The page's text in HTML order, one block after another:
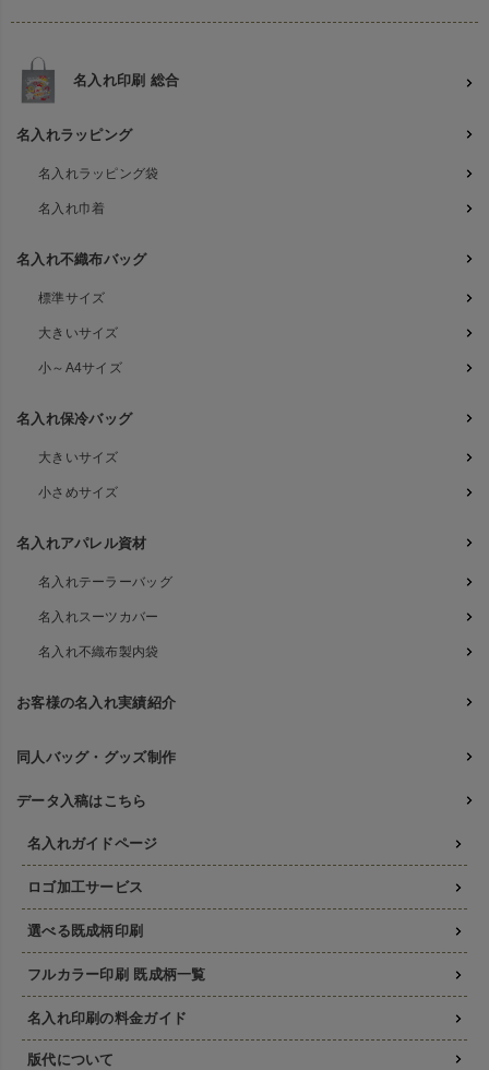
名入れ印刷 総合
名入れラッピング
名入れラッピング袋
名入れ巾着
名入れ不織布バッグ
標準サイズ
大きいサイズ
小～A4サイズ
名入れ保冷バッグ
大きいサイズ
小さめサイズ
名入れアパレル資材
名入れテーラーバッグ
名入れスーツカバー
名入れ不織布製内袋
お客様の名入れ実績紹介
同人バッグ・グッズ制作
データ入稿はこちら
名入れガイドページ
ロゴ加工サービス
選べる既成柄印刷
フルカラー印刷 既成柄一覧
名入れ印刷の料金ガイド
版代について